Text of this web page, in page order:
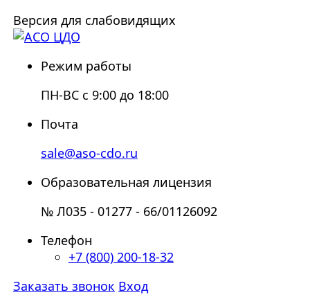
Версия для слабовидящих
Режим работы
ПН-ВС с 9:00 до 18:00
Почта
sale@aso-cdo.ru
Образовательная лицензия
№ Л035 - 01277 - 66/01126092
Телефон
+7 (800) 200-18-32
Заказать звонок Вход